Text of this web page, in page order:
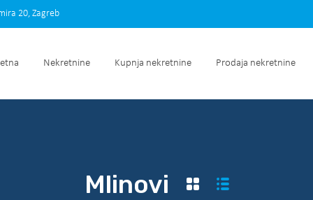
Početna Nekretnine Kupnja nekretnine Prodaja
20, Zagreb
Nekretnine Kupnja nekretnine Prodaja nekretnine
Mlinovi